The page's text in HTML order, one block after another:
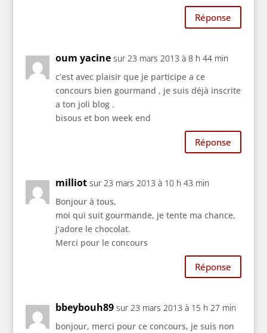
Réponse
oum yacine sur 23 mars 2013 à 8 h 44 min
c’est avec plaisir que je participe a ce
concours bien gourmand , je suis déjà inscrite
a ton joli blog .
bisous et bon week end
Réponse
milliot sur 23 mars 2013 à 10 h 43 min
Bonjour à tous,
moi qui suit gourmande, je tente ma chance,
j’adore le chocolat.
Merci pour le concours
Réponse
bbeybouh89 sur 23 mars 2013 à 15 h 27 min
bonjour, merci pour ce concours, je suis non